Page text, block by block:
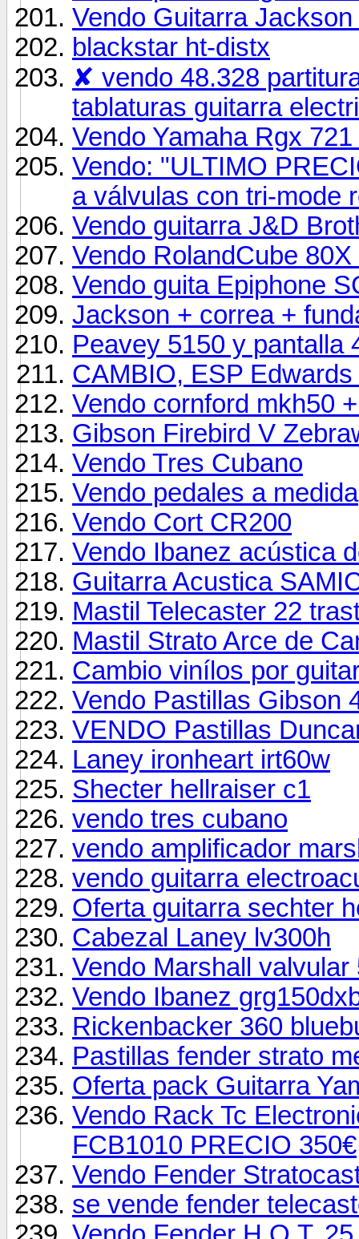
Vendo Guitarra
blackstar ht-distx
✘ vendo 48.328
tablaturas guitarra
Vendo Yamaha Rgx
Vendo: "ULTIMO
a válvulas con tri-mode
Vendo guitarra J&D
Vendo RolandCube
Vendo guita Epiphone
Jackson + correa +
Peavey 5150 y pantalla
CAMBIO, ESP
Vendo cornford mkh50
Gibson Firebird V
Vendo Tres Cubano
Vendo pedales a medida
Vendo Cort CR200
Vendo Ibanez acústica
Guitarra Acustica
Mastil Telecaster 22
Mastil Strato Arce de
Cambio vinílos por
Vendo Pastillas Gibson
VENDO Pastillas
Laney ironheart irt60w
Shecter hellraiser c1
vendo tres cubano
vendo amplificador
vendo guitarra
Oferta guitarra sechter
Cabezal Laney lv300h
Vendo Marshall
Vendo Ibanez
Rickenbacker 360
Pastillas fender strato
Oferta pack Guitarra
Vendo Rack Tc
FCB1010 PRECIO 350€
Vendo Fender
se vende fender